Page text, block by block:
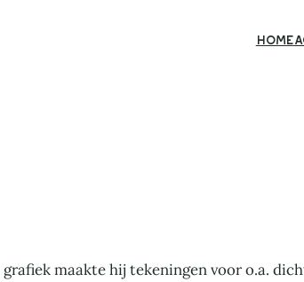
Home
maakte hij tekeningen voor o.a.